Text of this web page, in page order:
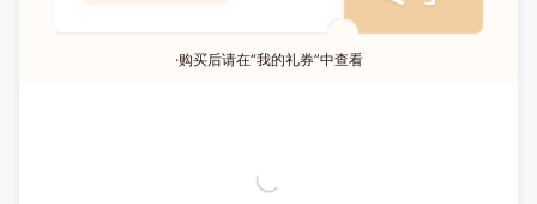
·购买后请在“我的礼券”中查看